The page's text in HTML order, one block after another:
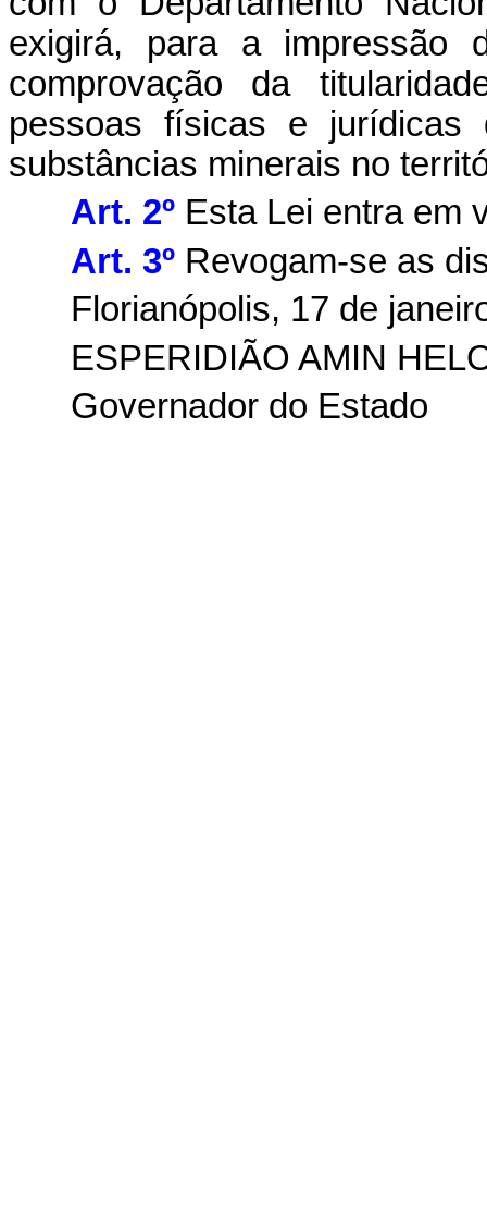
exigirá, para a impressão
comprovação da
pessoas físicas e jurídicas
substâncias minerais no
Art. 2ºEsta Lei entra em
Art. 3ºRevogam-se as
Florianópolis, 17 de
ESPERIDIÃO AMIN
Governador do Estado